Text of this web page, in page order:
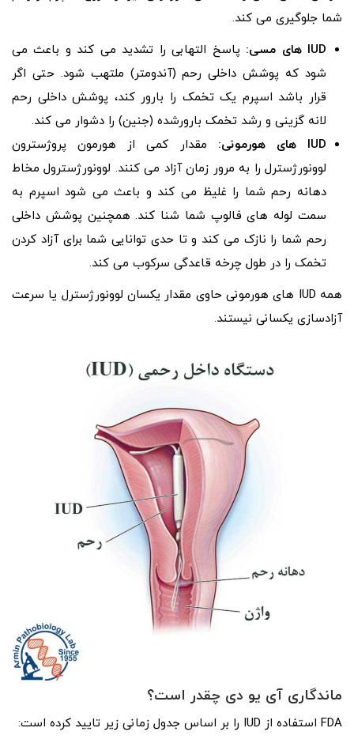
شما جلوگیری می کند.
IUD های مسی: پاسخ التهابی را تشدید می کند و باعث می
شود که پوشش داخلی رحم (آندومتر) ملتهب شود. حتی اگر
قرار باشد اسپرم یک تخمک را بارور کند، پوشش داخلی رحم
لانه گزینی و رشد تخمک بارورشده (جنین) را دشوار می کند.
IUD های هورمونی: مقدار کمی از هورمون پروژسترون
لوونورژسترل را به مرور زمان آزاد می کنند. لوونورژسترول مخاط
دهانه رحم شما را غلیظ می کند و باعث می شود اسپرم به
سمت لوله های فالوپ شما شنا کند. همچنین پوشش داخلی
رحم شما را نازک می کند و تا حدی توانایی شما برای آزاد کردن
تخمک را در طول چرخه قاعدگی سرکوب می کند.
همه IUD های هورمونی حاوی مقدار یکسان لوونورژسترل یا سرعت
آزادسازی یکسانی نیستند.
ماندگاری آی یو دی چقدر است؟
FDA استفاده از IUD را بر اساس جدول زمانی زیر تایید کرده است: